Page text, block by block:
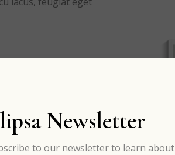
Newsletter
to our newsletter to learn about